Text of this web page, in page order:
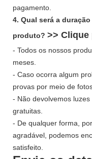
pagamento.
4. Qual será a
produto? >> Clique
- Todos os nossos
meses.
- Caso ocorra algum
provas por meio de
- Não devolvemos
gratuitas.
- De qualquer forma,
agradável, podemos
satisfeito.